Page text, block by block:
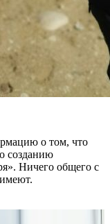
о том, что
созданию
Ничего общего с